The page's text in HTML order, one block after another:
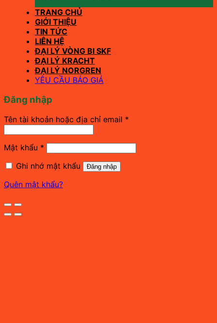
TRANG CHỦ
GIỚI THIỆU
TIN TỨC
LIÊN HỆ
ĐẠI LÝ VÒNG BI SKF
ĐẠI LÝ KRACHT
ĐẠI LÝ NORGREN
YÊU CẦU BÁO GIÁ
Đăng nhập
Tên tài khoản hoặc địa chỉ email *
Mật khẩu * Bắt
buộc
Ghi nhớ mật khẩu
Đăng nhập
Quên mật khẩu?